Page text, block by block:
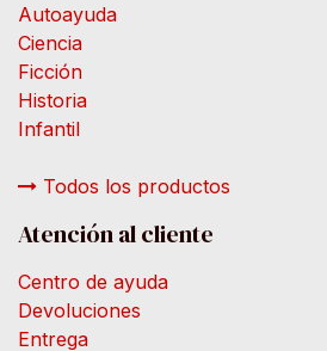
Autoayuda
Ciencia
Ficción
Historia
Infantil
Todos los productos
Atención al cliente
Centro de ayuda
Devoluciones
Entrega